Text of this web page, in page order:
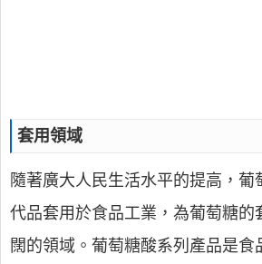
套用領域
隨著廣大人民生活水平的提高，葡
代品套用於食品工業，為葡萄糖的
闊的領域。葡萄糖酸系列產品是食